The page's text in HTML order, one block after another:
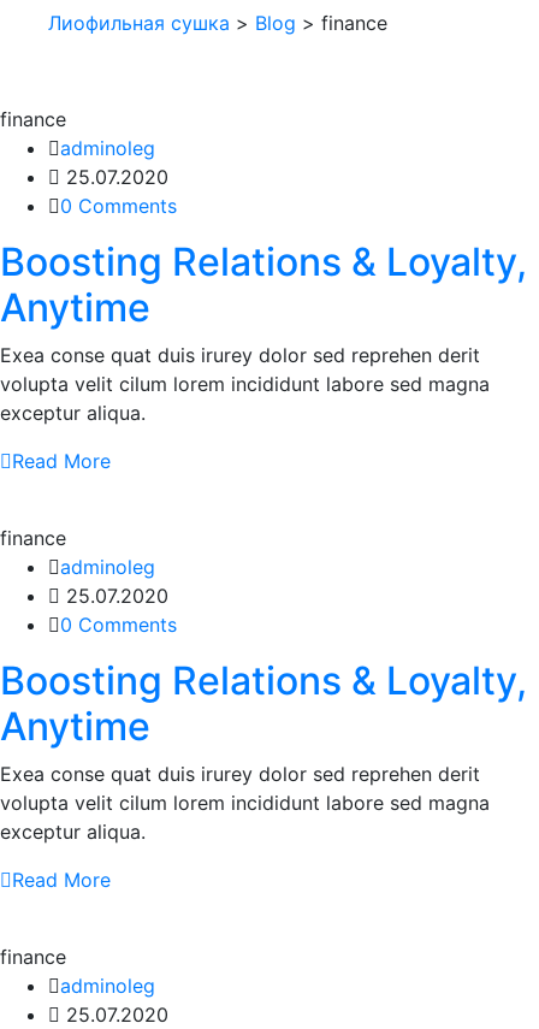
Лиофильная сушка > Blog > finance
finance
adminoleg
25.07.2020
0 Comments
Boosting Relations & Loyalty,
Anytime
Exea conse quat duis irurey dolor sed reprehen derit
volupta velit cilum lorem incididunt labore sed magna
exceptur aliqua.
Read More
finance
adminoleg
25.07.2020
0 Comments
Boosting Relations & Loyalty,
Anytime
Exea conse quat duis irurey dolor sed reprehen derit
volupta velit cilum lorem incididunt labore sed magna
exceptur aliqua.
Read More
finance
adminoleg
25.07.2020